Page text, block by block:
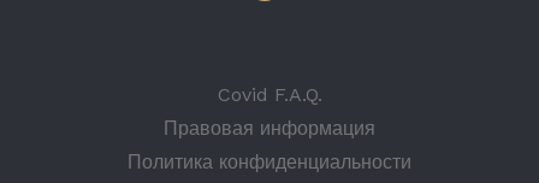
Covid F.A.Q.
Правовая информация
Политика конфиденциальности